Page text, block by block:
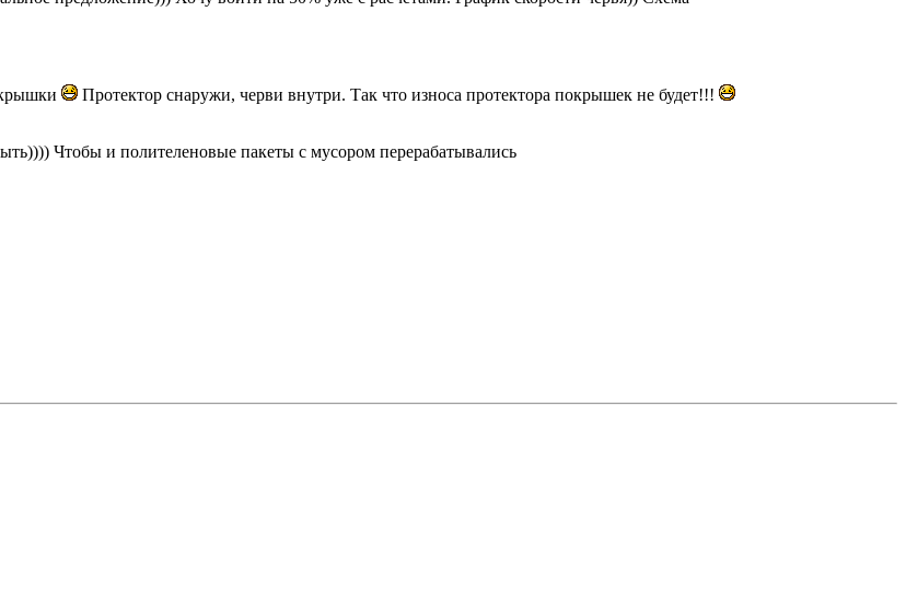
Протектор снаружи, черви внутри. Так что износа протектора покрышек не будет!!!
Чтобы и полителеновые пакеты с мусором перерабатывались